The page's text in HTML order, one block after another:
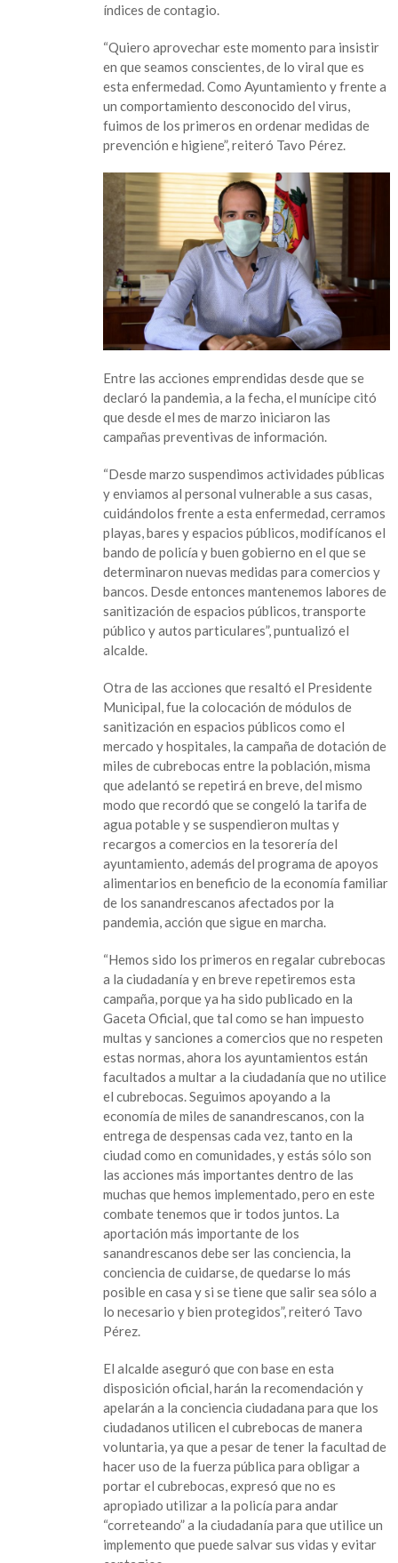
índices de contagio.
“Quiero aprovechar este momento para insistir
en que seamos conscientes, de lo viral que es
esta enfermedad. Como Ayuntamiento y frente a
un comportamiento desconocido del virus,
fuimos de los primeros en ordenar medidas de
prevención e higiene”, reiteró Tavo Pérez.
Entre las acciones emprendidas desde que se
declaró la pandemia, a la fecha, el munícipe citó
que desde el mes de marzo iniciaron las
campañas preventivas de información.
“Desde marzo suspendimos actividades públicas
y enviamos al personal vulnerable a sus casas,
cuidándolos frente a esta enfermedad, cerramos
playas, bares y espacios públicos, modifícanos el
bando de policía y buen gobierno en el que se
determinaron nuevas medidas para comercios y
bancos. Desde entonces mantenemos labores de
sanitización de espacios públicos, transporte
público y autos particulares”, puntualizó el
alcalde.
Otra de las acciones que resaltó el Presidente
Municipal, fue la colocación de módulos de
sanitización en espacios públicos como el
mercado y hospitales, la campaña de dotación de
miles de cubrebocas entre la población, misma
que adelantó se repetirá en breve, del mismo
modo que recordó que se congeló la tarifa de
agua potable y se suspendieron multas y
recargos a comercios en la tesorería del
ayuntamiento, además del programa de apoyos
alimentarios en beneficio de la economía familiar
de los sanandrescanos afectados por la
pandemia, acción que sigue en marcha.
“Hemos sido los primeros en regalar cubrebocas
a la ciudadanía y en breve repetiremos esta
campaña, porque ya ha sido publicado en la
Gaceta Oficial, que tal como se han impuesto
multas y sanciones a comercios que no respeten
estas normas, ahora los ayuntamientos están
facultados a multar a la ciudadanía que no utilice
el cubrebocas. Seguimos apoyando a la
economía de miles de sanandrescanos, con la
entrega de despensas cada vez, tanto en la
ciudad como en comunidades, y estás sólo son
las acciones más importantes dentro de las
muchas que hemos implementado, pero en este
combate tenemos que ir todos juntos. La
aportación más importante de los
sanandrescanos debe ser las conciencia, la
conciencia de cuidarse, de quedarse lo más
posible en casa y si se tiene que salir sea sólo a
lo necesario y bien protegidos”, reiteró Tavo
Pérez.
El alcalde aseguró que con base en esta
disposición oficial, harán la recomendación y
apelarán a la conciencia ciudadana para que los
ciudadanos utilicen el cubrebocas de manera
voluntaria, ya que a pesar de tener la facultad de
hacer uso de la fuerza pública para obligar a
portar el cubrebocas, expresó que no es
apropiado utilizar a la policía para andar
“correteando” a la ciudadanía para que utilice un
implemento que puede salvar sus vidas y evitar